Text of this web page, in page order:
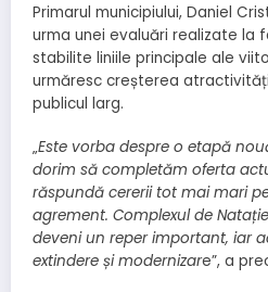
Primarul municipiului, Daniel
urma unei evaluări realizate la
stabilite liniile principale ale
urmăresc creșterea
publicul larg.
„Este vorba despre o etapă
dorim să completăm oferta
răspundă cererii tot mai mari
agrement. Complexul de
deveni un reper important, iar
extindere și modernizare”, a